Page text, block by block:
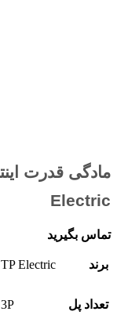
Electric
تماس بگیرید
برند TP Electric
تعداد پل 3P